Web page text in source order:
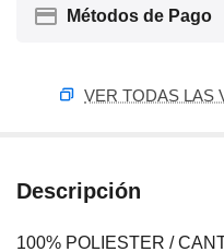
Métodos de Pago
VER TODAS LAS
Descripción
100% POLIESTER /